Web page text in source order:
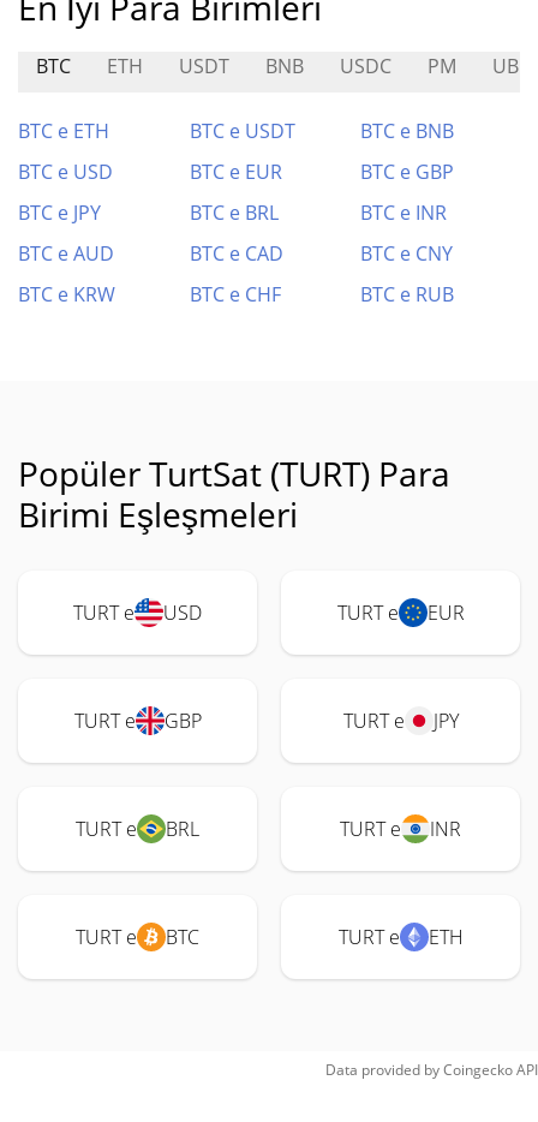
BTC ETH USDT BNB USDC PM
BTC e ETH BTC e USDT
BTC e BNB
BTC e USD
BTC e EUR
BTC e GBP
BTC e JPY
BTC e BRL
BTC e INR
BTC e AUD
BTC e CAD
BTC e CNY
BTC e KRW
BTC e CHF BTC e RUB
Popüler TurtSat (TURT) Para
Birimi Eşleşmeleri
TURT e USD TURT e EUR
TURT e GBP TURT e JPY
TURT e BRL TURT e INR
TURT e BTC TURT e ETH
Data provided byCoingeckoAPI